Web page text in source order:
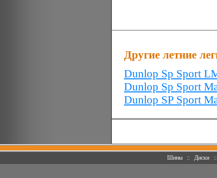
Другие летние
Dunlop Sp Sport
Dunlop Sp Sport
Dunlop SP Sport
Шины :: Диски